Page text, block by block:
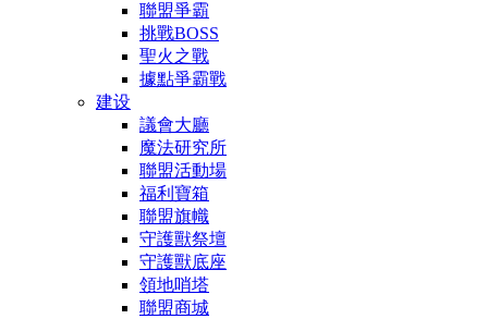
聯盟爭霸
挑戰BOSS
聖火之戰
據點爭霸戰
建设
議會大廳
魔法研究所
聯盟活動場
福利寶箱
聯盟旗幟
守護獸祭壇
守護獸底座
領地哨塔
聯盟商城